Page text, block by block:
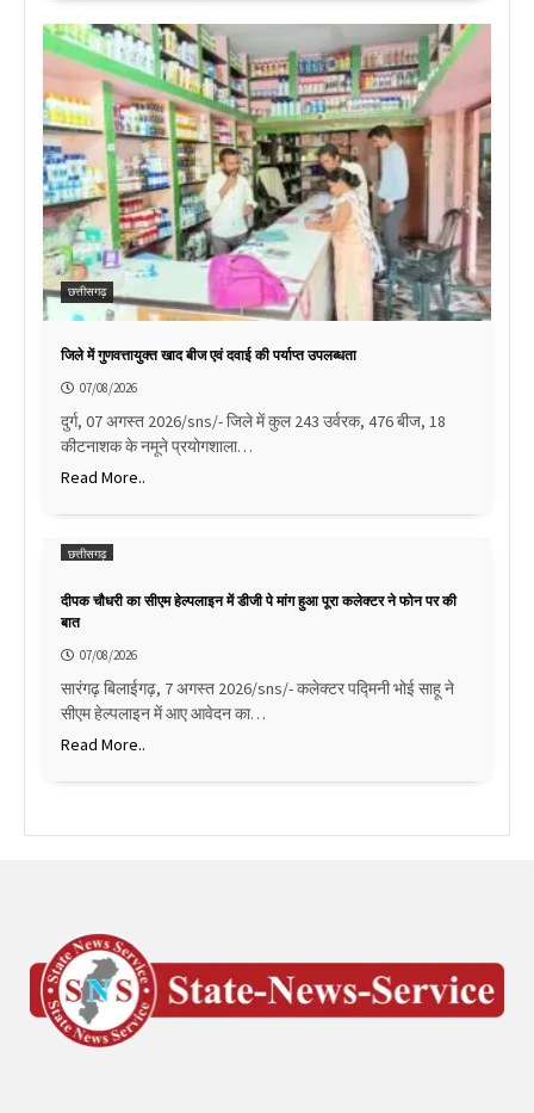
छत्तीसगढ़
जिले में गुणवत्तायुक्त खाद बीज एवं दवाई की पर्याप्त उपलब्धता
07/08/2026
दुर्ग, 07 अगस्त 2026/sns/- जिले में कुल 243 उर्वरक, 476 बीज, 18
कीटनाशक के नमूने प्रयोगशाला…
Read More..
छत्तीसगढ़
दीपक चौधरी का सीएम हेल्पलाइन में डीजी पे मांग हुआ पूरा कलेक्टर ने फोन पर की
बात
07/08/2026
सारंगढ़ बिलाईगढ़, 7 अगस्त 2026/sns/- कलेक्टर पद्मिनी भोई साहू ने
सीएम हेल्पलाइन में आए आवेदन का…
Read More..